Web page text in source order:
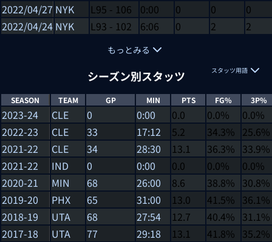
2022/04/27 NYK L95 - 106 0:00 0 0
0
2022/04/24 NYK L93 - 102 6:06 0 2 2
もっとみる
シーズン別スタッツ スタッツ用語
SEASON TEAM GP MIN PTS FG% 3P%
2023-24 CLE 0 0:00 0.0 0.0%
0.0%
2022-23
CLE 33 17:12 5.2 34.3% 25.6%
2021-22
CLE 34 28:30 13.1 36.3% 33.9%
2021-22
IND 0 0:00 0.0 0.0%
0.0%
2020-21
MIN 68 26:00 8.6 38.8% 30.8%
2019-20
PHX 65 31:00 13.0 41.5% 36.1%
2018-19
UTA 68 27:54 12.7 40.4% 31.1%
2017-18
UTA 77 29:18 13.1 41.8% 35.2%